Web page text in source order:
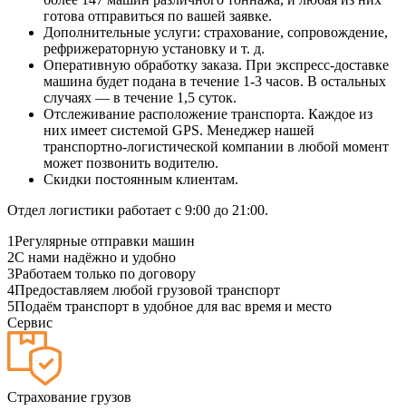
готова отправиться по вашей заявке.
Дополнительные услуги: страхование, сопровождение,
рефрижераторную установку и т. д.
Оперативную обработку заказа. При экспресс-доставке
машина будет подана в течение 1-3 часов. В остальных
случаях — в течение 1,5 суток.
Отслеживание расположение транспорта. Каждое из
них имеет системой GPS. Менеджер нашей
транспортно-логистической компании в любой момент
может позвонить водителю.
Скидки постоянным клиентам.
Отдел логистики работает с 9:00 до 21:00.
1Регулярные отправки машин
2С нами надёжно и удобно
3Работаем только по договору
4Предоставляем любой грузовой транспорт
5Подаём транспорт в удобное для вас время и место
Сервис
Страхование грузов